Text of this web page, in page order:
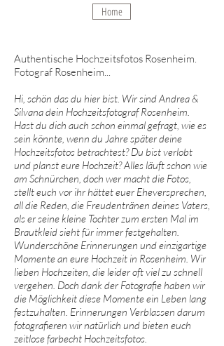
Home
Authentische Hochzeitsfotos Rosenheim.
Fotograf Rosenheim...
Hi, schön das du hier bist. Wir sind Andrea &
Silvana dein Hochzeitsfotograf Rosenheim.
Hast du dich auch schon einmal gefragt, wie es
sein könnte, wenn du Jahre später deine
Hochzeitsfotos betrachtest? Du bist verlobt
und planst eure Hochzeit? Alles läuft schon wie
am Schnürchen, doch wer macht die Fotos,
stellt euch vor ihr hättet euer Eheversprechen,
all die Reden, die Freudentränen deines Vaters,
als er seine kleine Tochter zum ersten Mal im
Brautkleid sieht für immer festgehalten.
Wunderschöne Erinnerungen und einzigartige
Momente an eure Hochzeit in Rosenheim. Wir
lieben Hochzeiten, die leider oft viel zu schnell
vergehen. Doch dank der Fotografie haben wir
die Möglichkeit diese Momente ein Leben lang
festzuhalten. Erinnerungen Verblassen darum
fotografieren wir natürlich und bieten euch
zeitlose farbecht Hochzeitsfotos.